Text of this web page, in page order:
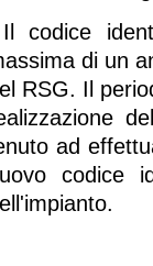
Il codice
di un
RSG. Il
ad
codice